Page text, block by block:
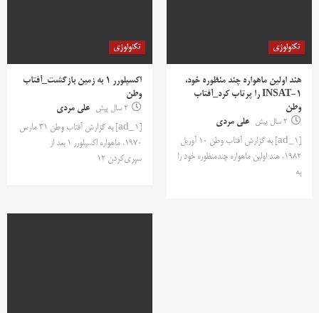
تکنولوژی
هند اولین ماهواره چند منظوره خود،
INSAT-1 را پرتاب کرد_آفتاب
وطن
2 سال پیش
علی مردی
[ad_1] به گزارش آفتاب وطن 10 آوریل
1982، هند اولین ماهواره چندمنظوره خود را
به
تکنولوژی
اکسپلورر 1 به زمین بازگشت_آفتاب
وطن
2 سال پیش
علی مردی
[ad_1] به گزارش آفتاب وطن 31 مارس
1970، ماهواره اکسپلورر 1 بعد از
سپری‌کردن 12